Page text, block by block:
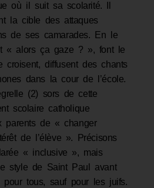
où il suit sa scolarité. Il
la cible des attaques
de ses camarades. En le
« alors ça gaze ? », font le
croisent, diffusent des chants
dans la cour de l’école.
(2) sors de cette
scolaire catholique
parents de « changer
de l’élève ». Précisons
« inclusive », mais
style de Saint Paul avant
pour tous, sauf pour les juifs.